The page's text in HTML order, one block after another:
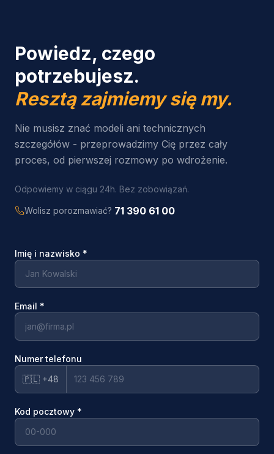
Powiedz, czego
potrzebujesz.
Resztą zajmiemy się my.
Nie musisz znać modeli ani technicznych
szczegółów - przeprowadzimy Cię przez cały
proces, od pierwszej rozmowy po wdrożenie.
Odpowiemy w ciągu 24h. Bez zobowiązań.
Wolisz porozmawiać? 71 390 61 00
Imię i nazwisko *
Email *
Numer telefonu
🇵🇱 +48
Kod pocztowy *